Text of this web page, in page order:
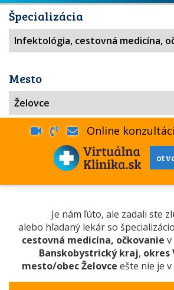
Špecializácia
Mesto
Online
Je nám ľúto, ale zadali ste
alebo hľadaný lekár so
cestovná medicína, očkovanie v
Banskobystrický kraj, okres
mesto/obec Želovce ešte nie je